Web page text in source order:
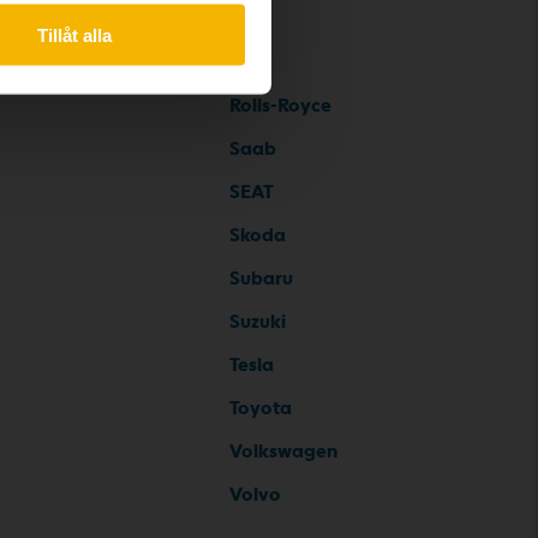
Tillåt alla
Rolls-Royce
Saab
SEAT
Skoda
Subaru
Suzuki
Tesla
Toyota
Volkswagen
Volvo